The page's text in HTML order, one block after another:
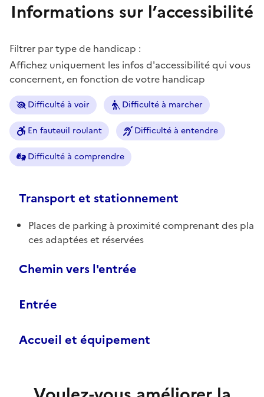
Informations sur l’accessibilité
Filtrer par type de handicap :
Affichez uniquement les infos d'accessibilité qui vous
concernent, en fonction de votre handicap
Difficulté à voir Difficulté à marcher
En fauteuil roulant Difficulté à entendre
Difficulté à comprendre
Transport et stationnement
Places de parking à proximité comprenant des pla
ces adaptées et réservées
Chemin vers l'entrée
Entrée
Accueil et équipement